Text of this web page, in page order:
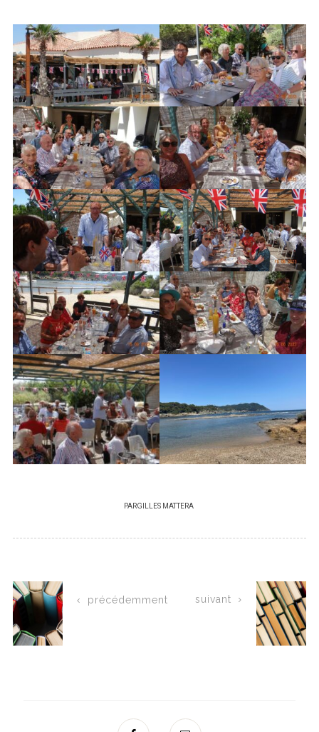
PARGILLES MATTERA
précédemment suivant